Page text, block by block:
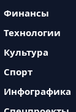
Финансы
Технологии
Культура
Спорт
Инфографика